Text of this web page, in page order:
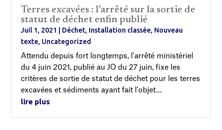
Terres excavées : l’arrêté sur la sortie de
statut de déchet enfin publié
Juil 1, 2021 Déchet, Installation classée, Nouveau
texte, Uncategorized
Attendu depuis fort longtemps, l'arrêté ministériel
du 4 juin 2021, publié au JO du 27 juin, fixe les
critères de sortie de statut de déchet pour les terres
excavées et sédiments ayant fait l'objet...
lire plus